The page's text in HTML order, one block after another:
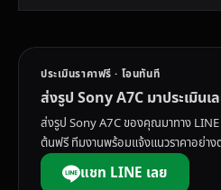
ประเมินราคาฟรี · โอนทันที
ส่งรูป Sony A7C มาประเมินเ
ส่งรูป Sony A7C ของคุณมาทาง LINE
ต้นฟรี ทีมงานพร้อมแจ้งแนวราคาอย่าง
แชท LINE เลย